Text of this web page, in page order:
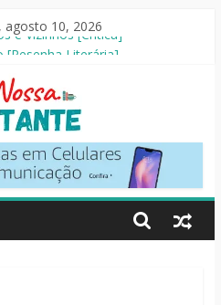
agosto 10, 2026
e Vizinhos [Crítica]
[Crítica]
Universo [Crtítica]
– 3ª Temporada [Crítica]